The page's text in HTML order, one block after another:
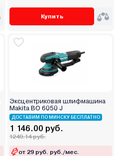
Купить
Эксцентриковая шлифмашина
Makita BO 6050 J
ДОСТАВИМ ПО МИНСКУ БЕСПЛАТНО
1 146.00 руб.
1249.14 руб.
от 29 руб. руб./мес.